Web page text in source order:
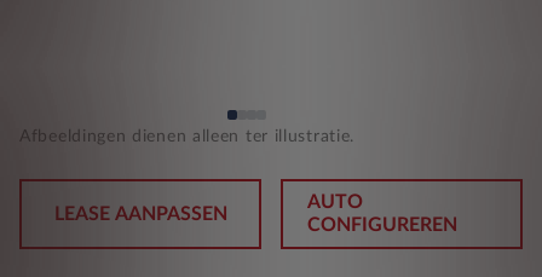
Afbeeldingen dienen alleen ter illustratie.
LEASE AANPASSEN
AUTO
CONFIGUREREN